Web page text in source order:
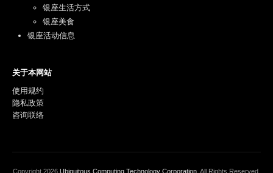
银座生活方式
银座美食
银座活动信息
关于本网站
使用规约
隐私政策
咨询联络
Copyright 2026 Ubiquitous Computing Technology Corporation . All Rights Reserved.